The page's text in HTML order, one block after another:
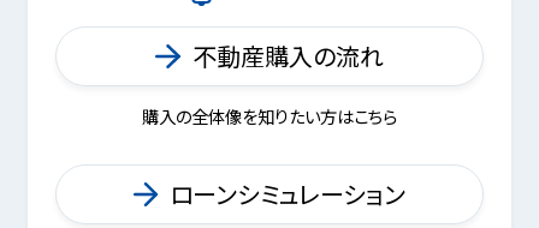
不動産購入の流れ
購入の全体像を知りたい方はこちら
ローンシミュレーション